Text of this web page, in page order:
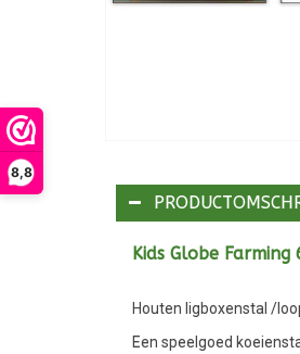
8,8
Kids Globe
Houten ligboxenstal /
Een speelgoed